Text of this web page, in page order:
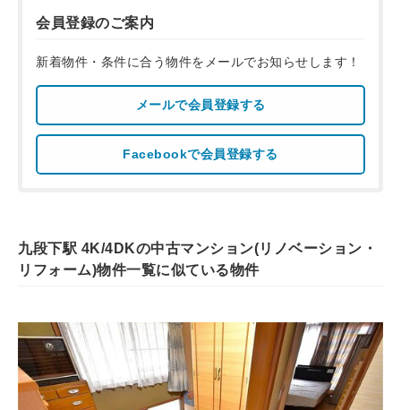
会員登録のご案内
新着物件・条件に合う物件をメールでお知らせします！
メールで会員登録する
Facebookで会員登録する
九段下駅 4K/4DKの中古マンション(リノベーション・
リフォーム)物件一覧に似ている物件